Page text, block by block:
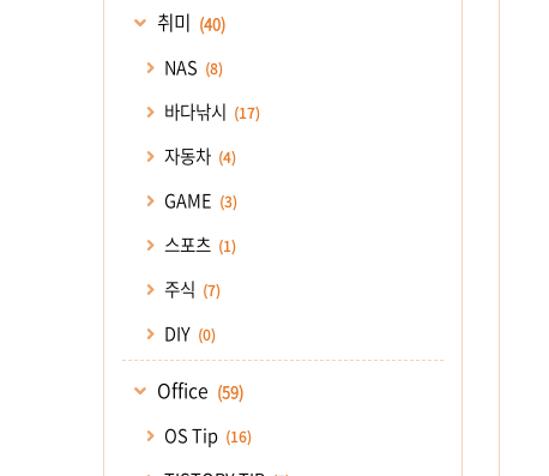
취미 (40)
NAS (8)
바다낚시 (17)
자동차 (4)
GAME (3)
스포츠 (1)
주식 (7)
DIY (0)
Office (59)
OS Tip (16)